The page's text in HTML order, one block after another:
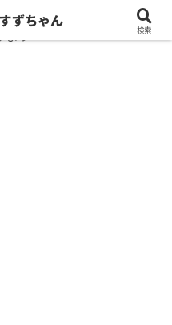
ます
ずちゃん
検索